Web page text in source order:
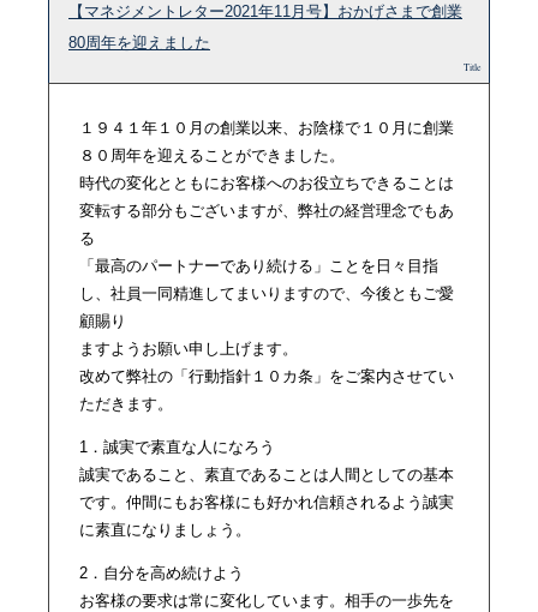
【マネジメントレター2021年11月号】おかげさまで創業
80周年を迎えました
Title
１９４１年１０月の創業以来、お陰様で１０月に創業
８０周年を迎えることができました。
時代の変化とともにお客様へのお役立ちできることは
変転する部分もございますが、弊社の経営理念でもあ
る
「最高のパートナーであり続ける」ことを日々目指
し、社員一同精進してまいりますので、今後ともご愛
顧賜り
ますようお願い申し上げます。
改めて弊社の「行動指針１０カ条」をご案内させてい
ただきます。
1．誠実で素直な人になろう
誠実であること、素直であることは人間としての基本
です。仲間にもお客様にも好かれ信頼されるよう誠実
に素直になりましょう。
2．自分を高め続けよう
お客様の要求は常に変化しています。相手の一歩先を